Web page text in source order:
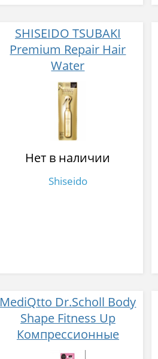
SHISEIDO TSUBAKI
Premium Repair Hair
Water
Восстанавливающий
спрей для волос с
маслом камелии
сменный блок 220 мл
Нет в наличии
Shiseido
MediQtto Dr.Scholl Body
Shape Fitness Up
Компрессионные
колготки с эффектом